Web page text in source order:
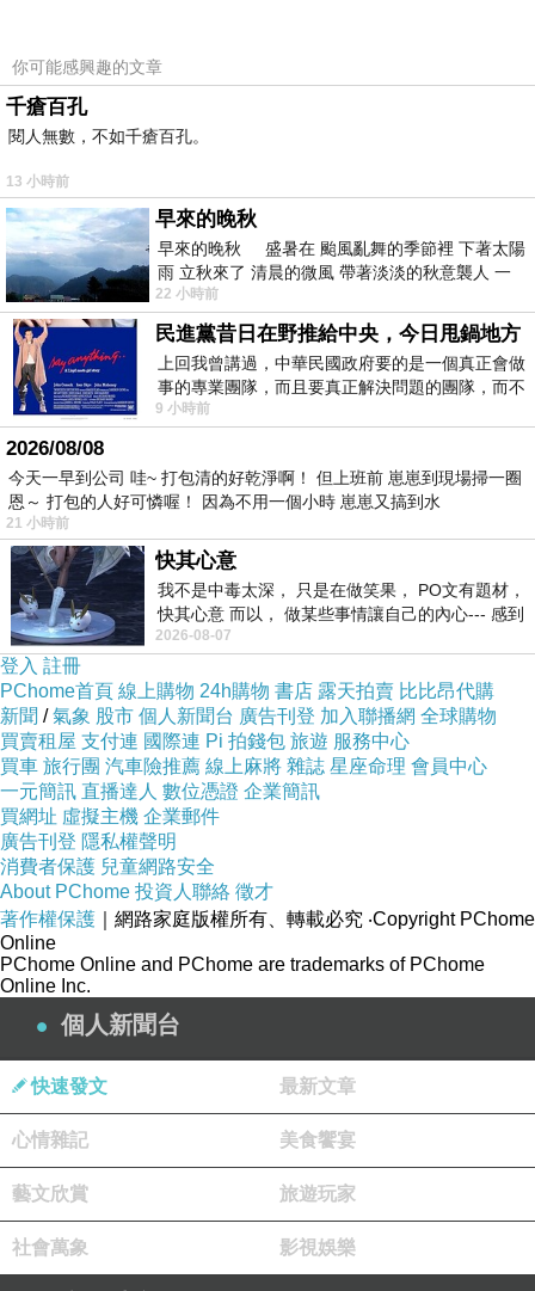
有點忙
因為要拜地基主
崽崽我地基主都拜好了
讓表弟去拜土地公
結果他
拜到一半
客戶來了
立刻跑回來
表弟：「崽崽你幫我去燒金紙」
崽崽一頭霧水：「蛤？你還沒燒金紙就跑回來
了？」
表弟：「對」
崽崽先把該拉去過磅的東西
拉去給阿順過磅
準備要出門去土地公那
燒金紙時
蘭花阿姨：「崽崽！！」
崽崽走一半又回頭：「幹嘛？」
蘭花阿姨：「你看一下」
崽崽：「我不想看！」
但還是走過去幫阿姨看一下東西
然後
順手拉走休閒服區給拎北亂丟的衣服
拿去給阿娟阿姨後
崽崽才急急忙忙地
騎車去土地公廟燒金紙
/
拜拜最喜歡玩的
你可能感興趣的文章
千瘡百孔
閱人無數，不如千瘡百孔。
13 小時前
早來的晚秋
早來的晚秋 盛暑在 颱風亂舞的季節裡 下著太陽
雨 立秋來了 清晨的微風 帶著淡淡的秋意襲人 一
下子 又被赤
22 小時前
民進黨昔日在野推給中央，今日甩鍋地方
上回我曾講過，中華民國政府要的是一個真正會做
事的專業團隊，而且要真正解決問題的團隊，而不
是只會到處甩鍋的雙標團隊，最近民進黨
9 小時前
2026/08/08
今天一早到公司 哇~ 打包清的好乾淨啊！ 但上班前 崽崽到現場掃一圈
恩～ 打包的人好可憐喔！ 因為不用一個小時 崽崽又搞到水
21 小時前
快其心意
我不是中毒太深， 只是在做笑果， PO文有題材，
快其心意 而以， 做某些事情讓自己的內心--- 感到
愉快。
2026-08-07
登入 註冊
PChome首頁 線上購物 24h購物 書店 露天拍賣 比比昂代購
新聞 /氣象 股市 個人新聞台 廣告刊登 加入聯播網 全球購物
買賣租屋 支付連 國際連 Pi 拍錢包 旅遊 服務中心
買車 旅行團 汽車險推薦 線上麻將 雜誌 星座命理 會員中心
一元簡訊 直播達人 數位憑證 企業簡訊
買網址 虛擬主機 企業郵件
廣告刊登 隱私權聲明
消費者保護 兒童網路安全
About PChome 投資人聯絡 徵才
著作權保護 ｜網路家庭版權所有、轉載必究 ‧Copyright PChome
Online
PChome Online and PChome are trademarks of PChome
Online Inc.
個人新聞台
快速發文 最新文章
心情雜記 美食饗宴
藝文欣賞 旅遊玩家
社會萬象 影視娛樂